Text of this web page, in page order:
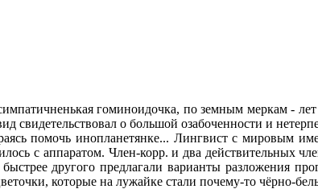
гоминоидочка, по земным меркам - лет
свидетельствовал о большой озабоченности и
помочь инопланетянке... Лингвист с мировым
с аппаратом. Член-корр. и два действительных
другого предлагали варианты разложения
которые на лужайке стали почему-то чёрно-